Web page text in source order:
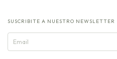
SUSCRIBITE A NUESTRO NEWSLETTER